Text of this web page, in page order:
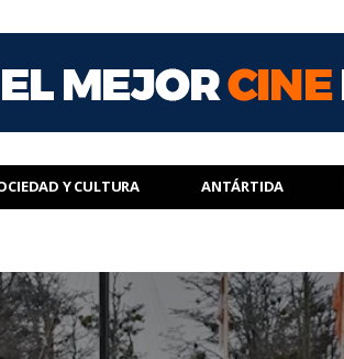
Y CULTURA ANTÁRTIDA